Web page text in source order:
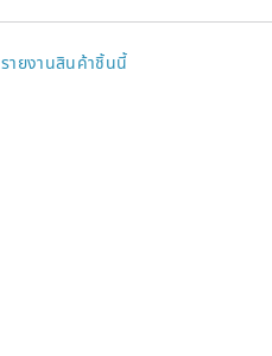
รายงานสินค้าชิ้นนี้